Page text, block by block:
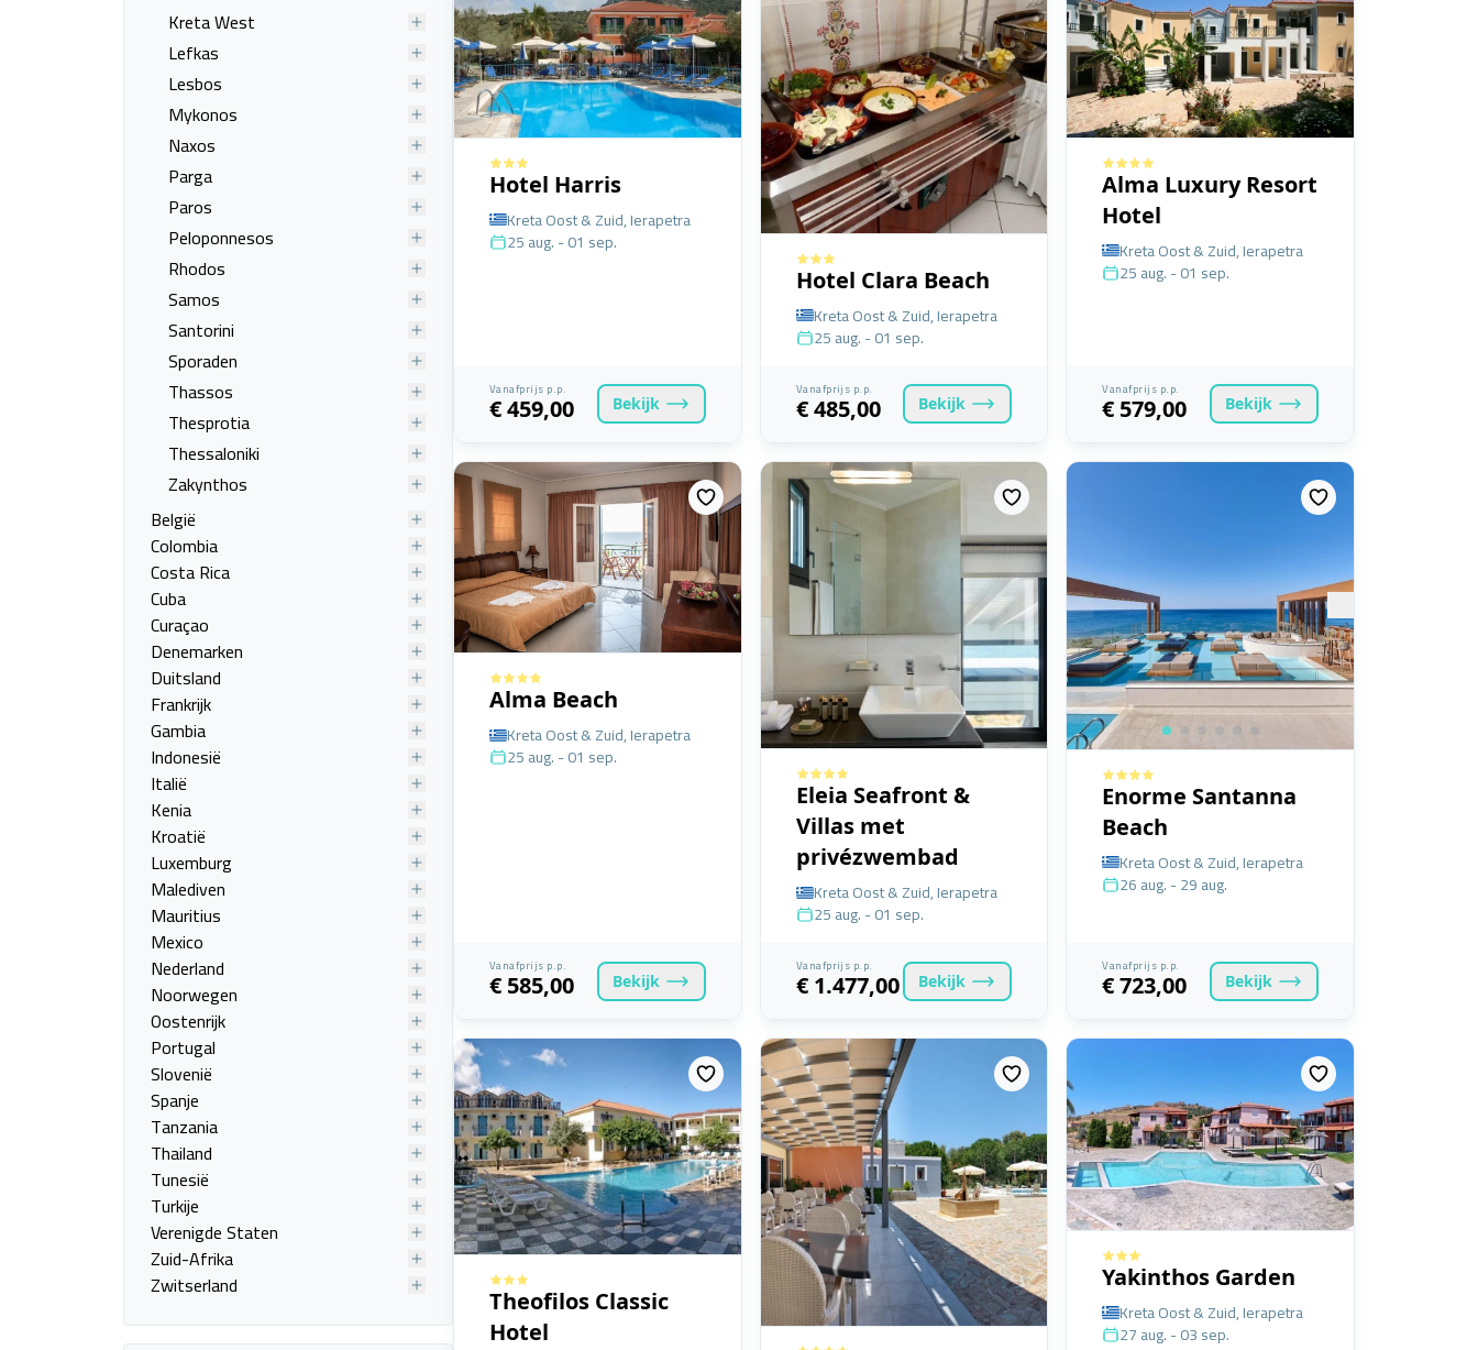
België
Colombia
Costa Rica
Cuba
Curaçao
Denemarken
Duitsland
Frankrijk
Gambia
Kreta West
Lefkas
Lesbos
Mykonos
Naxos
Parga
Paros
Peloponnesos
Rhodos
Samos
Santorini
Sporaden
Thassos
Thesprotia
Thessaloniki
Zakynthos
Indonesië
Italië
Kenia
Kroatië
Luxemburg
Malediven
Mauritius
Mexico
Nederland
Noorwegen
Oostenrijk
Portugal
Slovenië
Spanje
Tanzania
Thailand
Tunesië
Turkije
Verenigde Staten
Zuid-Afrika
Zwitserland
Hotel Harris
Kreta Oost & Zuid, Ierapetra
25 aug. - 01 sep.
Vanafprijs p.p.
€ 459,00 Bekijk
Hotel Clara Beach
Kreta Oost & Zuid, Ierapetra
25 aug. - 01 sep.
Vanafprijs p.p.
€ 485,00 Bekijk
Alma Luxury Resort
Hotel
Kreta Oost & Zuid, Ierapetra
25 aug. - 01 sep.
Vanafprijs p.p.
€ 579,00 Bekijk
Alma Beach
Kreta Oost & Zuid, Ierapetra
25 aug. - 01 sep.
Vanafprijs p.p.
€ 585,00 Bekijk
Eleia Seafront &
Villas met
privézwembad
Kreta Oost & Zuid, Ierapetra
25 aug. - 01 sep.
Vanafprijs p.p.
€ 1.477,00 Bekijk
Enorme Santanna
Beach
Kreta Oost & Zuid, Ierapetra
26 aug. - 29 aug.
Vanafprijs p.p.
€ 723,00 Bekijk
Theofilos Classic
Hotel
Yakinthos Garden
Kreta Oost & Zuid, Ierapetra
27 aug. - 03 sep.